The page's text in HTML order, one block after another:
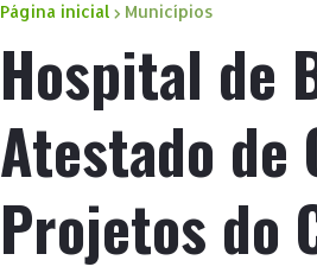
Página inicial Municípios
Hospital de
Atestado de
Projetos do